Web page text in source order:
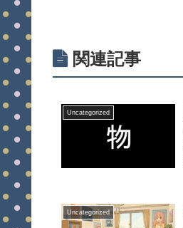
関連記事
Uncategorized
Uncategorized